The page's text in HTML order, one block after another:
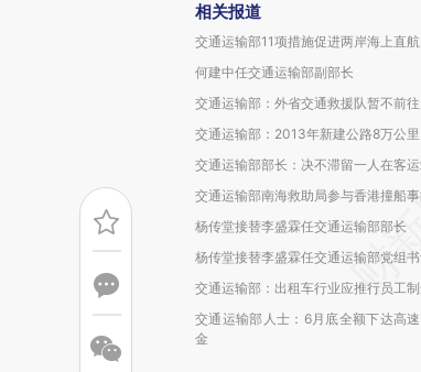
相关报道
交通运输部11项措施促进两岸海上直航
何建中任交通运输部副部长
交通运输部：外省交通救援队暂不前
交通运输部：2013年新建公路8万公里
交通运输部部长：决不滞留一人在客
交通运输部南海救助局参与香港撞船
杨传堂接替李盛霖任交通运输部部长
杨传堂接替李盛霖任交通运输部党组
交通运输部：出租车行业应推行员工
交通运输部人士：6月底全额下达高
金